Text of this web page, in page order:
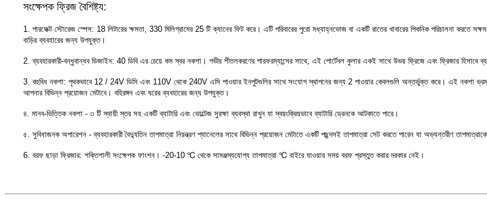
সংক্ষেপক ফ্রিজ বৈশিষ্ট্য:
1. পারফেক্ট স্টোরেজ স্পেস: 18 লিটারের ক্ষমতা, 330 মিলিগ্রামের 25 টি ক্যানের ফিট করে। এটি পরিবারের পুরো মধ্যাহ্নভোজ বা একটি রাতের খাবারের পিকনিক পরিচালনা
বাড়ির ব্যবহারের জন্য উপযুক্ত।
2. ব্যবহারকারী-বন্ধুবান্ধব ডিজাইন: 40 ডিবি এর চেয়ে কম স্বর নকশা। গভীর শীতলকরণের পারফরম্যান্সের সাথে, এই পোর্টেবল কুলার একই সাথে উভয় ফ্রিজে এবং ফ্রিজার
3. বহুবিধ নকশা: পৃথকভাবে 12 / 24V ডিসি এবং 110V থেকে 240V এসি পাওয়ার ইনপুটগুলির সাথে সংযোগ স্থাপনের জন্য 2 পাওয়ার কেবলগুলি অন্তর্ভুক্ত করে। এই নকশা ভ্রমণ
আপনার বিভিন্ন প্রয়োজন মেটাবে। বহিরঙ্গন এবং ঘরের ব্যবহারের জন্য উপযুক্ত।
৪. মানব-ভিত্তিক নকশা - ৩ টি স্থায়ী স্তর সহ একটি ব্যাটারি এবং ভোল্টেজ সুরক্ষা ব্যবস্থা রাখুন যা স্বয়ংক্রিয়ভাবে ব্যাটারি ড্রেনকে আটকাতে পারে।
৫. সুবিধাজনক অপারেশন - ব্যবহারকারী বৈদ্যুতিন তাপমাত্রা নিয়ন্ত্রণ প্যানেলের সাথে বিভিন্ন প্রয়োজন মেটাতে একটি পছন্দসই তাপমাত্রা সেট করতে পারেন যা অভ্যন্তরীণ তাপমাত্রাকে
6. বরফ ছাড়া ফ্রিজার: শক্তিশালী সংক্ষেপক ফাংশন। -20-10 ℃ থেকে সামঞ্জস্যযোগ্য তাপমাত্রা ℃ বাইরে যাওয়ার সময় বরফ প্রস্তুত করার দরকার নেই।